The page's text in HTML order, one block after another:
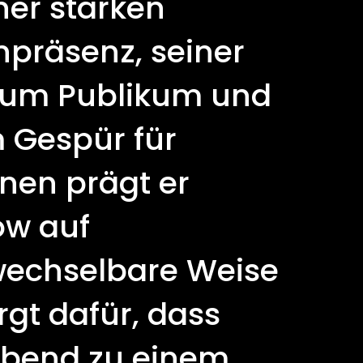
seiner
Publikum und
Gespür für
prägt er
auf
Weise
dafür, dass